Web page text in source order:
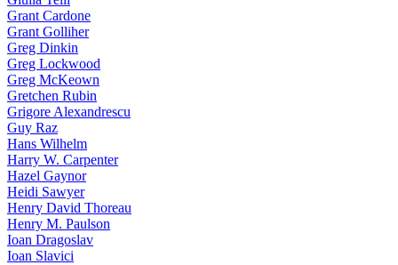
Grant Cardone
Grant Golliher
Greg Dinkin
Greg Lockwood
Greg McKeown
Gretchen Rubin
Grigore Alexandrescu
Guy Raz
Hans Wilhelm
Harry W. Carpenter
Hazel Gaynor
Heidi Sawyer
Henry David Thoreau
Henry M. Paulson
Ioan Dragoslav
Ioan Slavici